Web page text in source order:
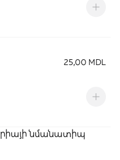
25,00 MDL
նմանատիպ